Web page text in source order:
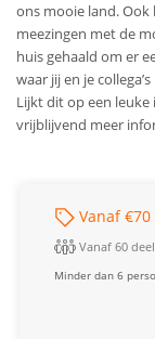
ons mooie land. Ook
meezingen met de
huis gehaald om er
waar jij en je
Lijkt dit op een leuke
vrijblijvend meer
Vanaf
Vanaf 60
Minder dan 6